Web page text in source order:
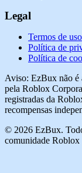
Legal
Termos de uso
Política de
Política de
Aviso: EzBux não é
pela Roblox
registradas da
recompensas
© 2026 EzBux.
comunidade Roblox